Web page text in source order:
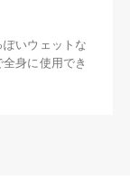
いウェットな
身に使用でき